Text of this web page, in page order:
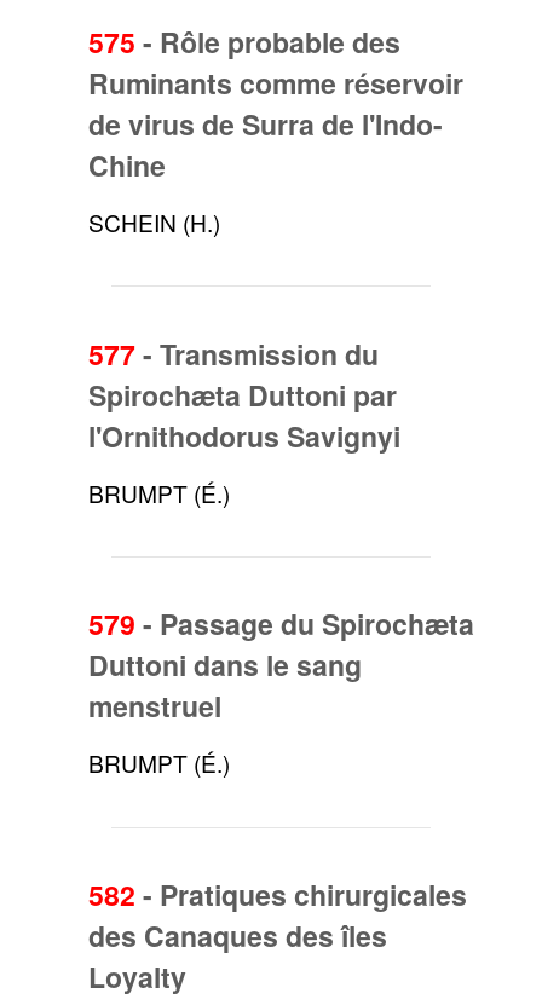
575 - Rôle probable des
Ruminants comme réservoir
de virus de Surra de l'Indo-
Chine
SCHEIN (H.)
577-Transmission du
Spirochæta Duttoni par
l'Ornithodorus Savignyi
BRUMPT (É.)
579 - Passage du Spirochæta
Duttoni dans le sang
menstruel
BRUMPT (É.)
582 - Pratiques chirurgicales
des Canaques des îles
Loyalty